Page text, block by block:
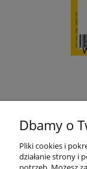
Dbamy o
Pliki cookies i
działanie strony i